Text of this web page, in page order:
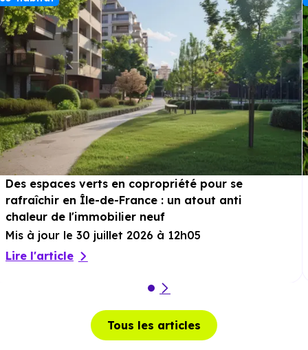
Des espaces verts en copropriété pour se
rafraîchir en Île-de-France : un atout anti
chaleur de l'immobilier neuf
Mis à jour le 30 juillet 2026 à 12h05
Lire l'article
Tous les articles